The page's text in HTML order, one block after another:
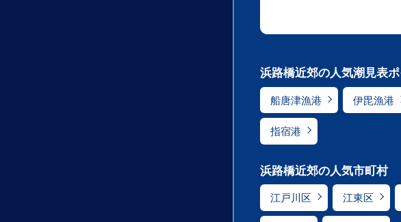
浜路橋近郊の人気潮見表ポ
船唐津漁港 伊毘漁港
指宿港
浜路橋近郊の人気市町村
江戸川区 江東区